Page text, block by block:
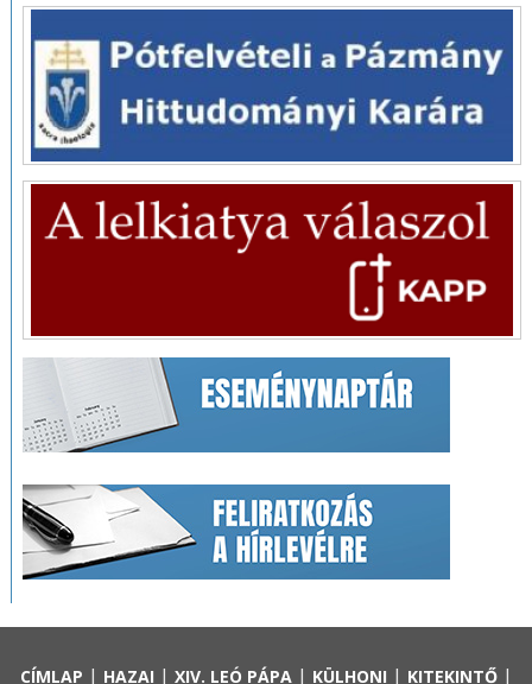
CÍMLAP | HAZAI | XIV. LEÓ PÁPA| KÜLHONI | KITEKINTŐ|